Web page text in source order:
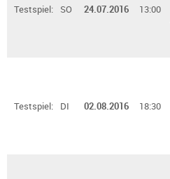
Testspiel: SO 24.07.2016 13:00
Testspiel: DI 02.08.2016 18:30